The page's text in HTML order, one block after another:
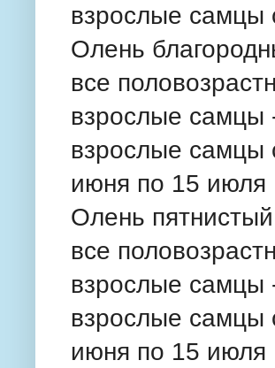
взрослые самцы
Олень
все
взрослые самцы
взрослые самцы
июня по 15 июля
Олень
все
взрослые самцы
взрослые самцы
июня по 15 июля